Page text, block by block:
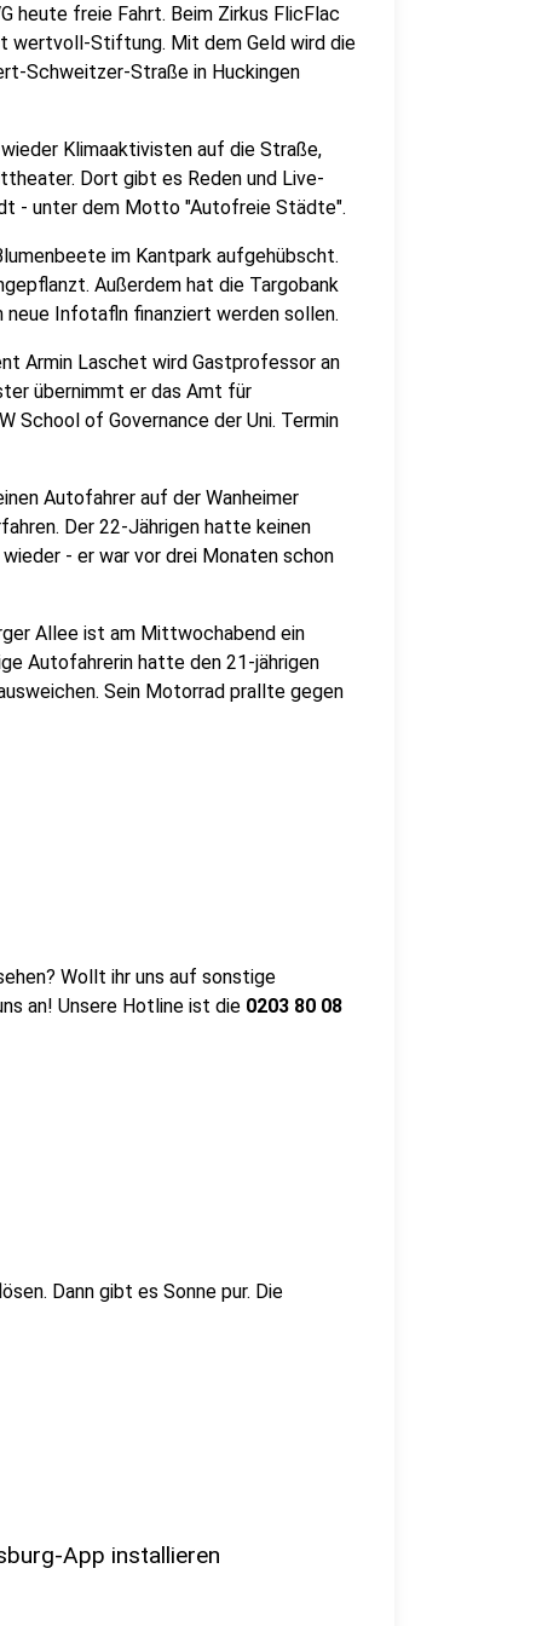
heute freie Fahrt. Beim Zirkus FlicFlac
wertvoll-Stiftung. Mit dem Geld wird die
Schweitzer-Straße in Huckingen
Klimaaktivisten auf die Straße,
Dort gibt es Reden und Live-
- unter dem Motto "Autofreie Städte".
im Kantpark aufgehübscht.
Außerdem hat die Targobank
Infotafln finanziert werden sollen.
Armin Laschet wird Gastprofessor an
übernimmt er das Amt für
School of Governance der Uni. Termin
Autofahrer auf der Wanheimer
Der 22-Jährigen hatte keinen
- er war vor drei Monaten schon
Allee ist am Mittwochabend ein
Autofahrerin hatte den 21-jährigen
Sein Motorrad prallte gegen
Wollt ihr uns auf sonstige
an! Unsere Hotline ist die 0203 80 08
Dann gibt es Sonne pur. Die
App installieren